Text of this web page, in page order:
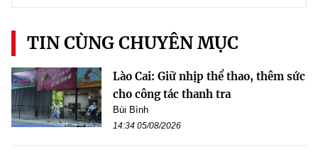
TIN CÙNG CHUYÊN MỤC
Lào Cai: Giữ nhịp thể thao, thêm sức
cho công tác thanh tra
Bùi Bình
14:34 05/08/2026